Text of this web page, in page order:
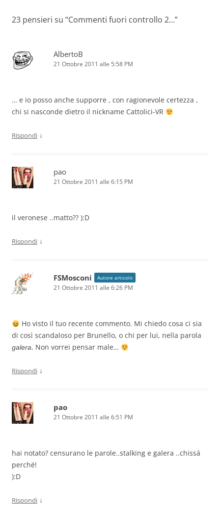
23 pensieri su “Commenti fuori controllo 2…”
AlbertoB
21 Ottobre 2011 alle 5:58 PM
… e io posso anche supporre , con ragionevole certezza ,
chi si nasconde dietro il nickname Cattolici-VR
Rispondi ↓
pao
21 Ottobre 2011 alle 6:15 PM
il veronese ..matto?? ):D
Rispondi ↓
FSMosconi Autore articolo
21 Ottobre 2011 alle 6:26 PM
Ho visto il tuo recente commento. Mi chiedo cosa ci sia
di così scandaloso per Brunello, o chi per lui, nella parola
galera. Non vorrei pensar male…
Rispondi ↓
pao
21 Ottobre 2011 alle 6:51 PM
hai notato? censurano le parole..stalking e galera ..chissá
perché!
):D
Rispondi ↓